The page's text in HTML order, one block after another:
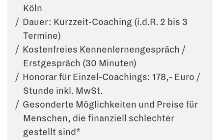
Köln
Dauer: Kurzzeit-Coaching (i.d.R. 2 bis 3
Termine)
Kostenfreies Kennenlernengespräch /
Erstgespräch (30 Minuten)
Honorar für Einzel-Coachings: 178,- Euro /
Stunde inkl. MwSt.
Gesonderte Möglichkeiten und Preise für
Menschen, die finanziell schlechter
gestellt sind*